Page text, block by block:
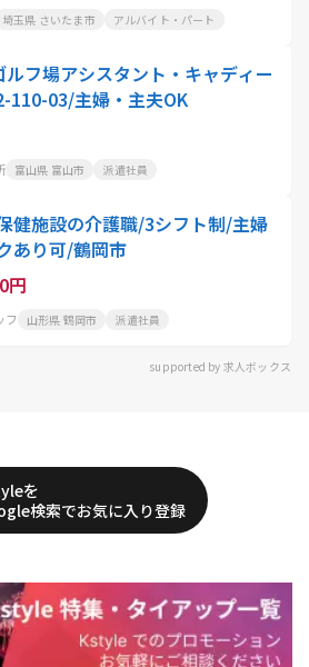
埼玉県 さいたま市 アルバイト・パート
フ場アシスタント・キャディー
110-03/主婦・主夫OK
富山県 富山市 派遣社員
健施設の介護職/3シフト制/主婦
あり可/鶴岡市
円
フ 山形県 鶴岡市 派遣社員
supported by 求人ボックス
を
検索でお気に入り登録